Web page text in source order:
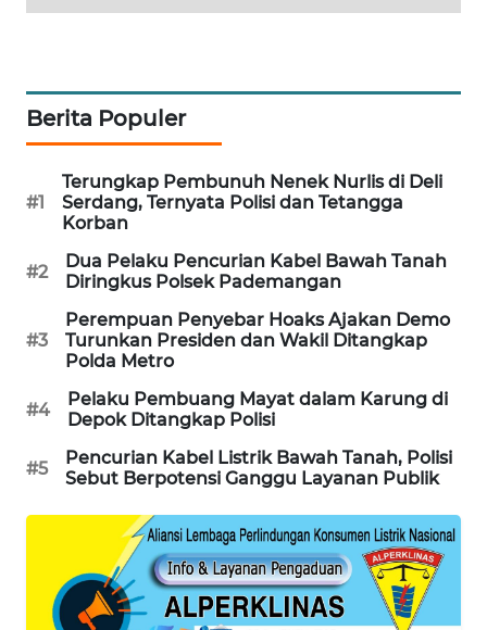
Berita Populer
#1
Terungkap Pembunuh Nenek Nurlis di Deli
Serdang, Ternyata Polisi dan Tetangga
Korban
#2
Dua Pelaku Pencurian Kabel Bawah Tanah
Diringkus Polsek Pademangan
#3
Perempuan Penyebar Hoaks Ajakan Demo
Turunkan Presiden dan Wakil Ditangkap
Polda Metro
#4
Pelaku Pembuang Mayat dalam Karung di
Depok Ditangkap Polisi
#5
Pencurian Kabel Listrik Bawah Tanah, Polisi
Sebut Berpotensi Ganggu Layanan Publik
WISATA
LAPAK
WAHANA
LISTRIK
MASYARAKAT
KELISTRIKAN
WALINKI
ID
ID